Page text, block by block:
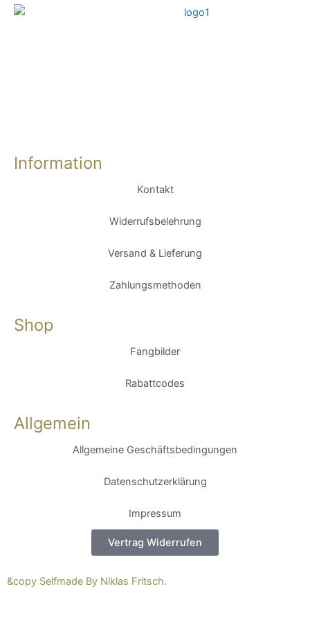
Information
Kontakt
Widerrufsbelehrung
Versand & Lieferung
Zahlungsmethoden
Shop
Fangbilder
Rabattcodes
Allgemein
Allgemeine Geschäftsbedingungen
Datenschutzerklärung
Impressum
Vertrag Widerrufen
&copy Selfmade By Niklas Fritsch.